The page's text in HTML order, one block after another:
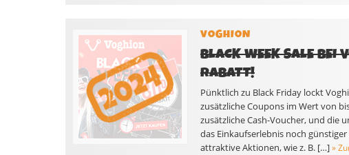
VOGHION
BLACK WEEK SALE BEI
RABATT!
Pünktlich zu Black Friday lockt
zusätzliche Coupons im Wert von
zusätzliche Cash-Voucher, und die
das Einkaufserlebnis noch
attraktive Aktionen, wie z. B. […] »